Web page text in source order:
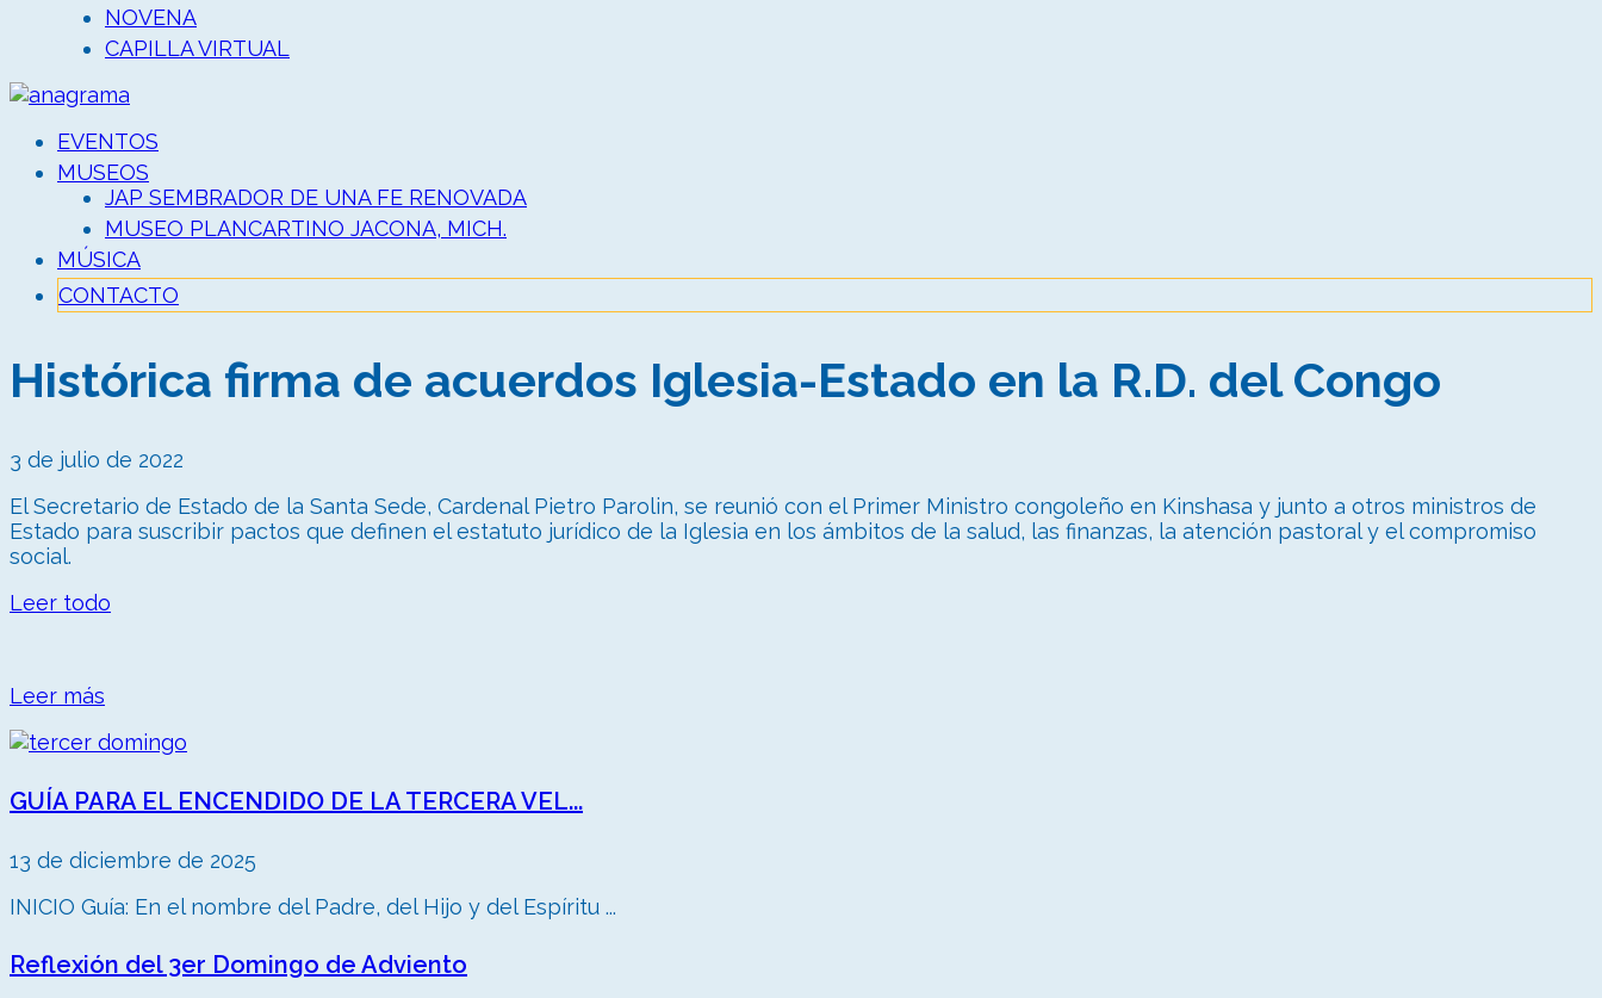
NOVENA
CAPILLA VIRTUAL
EVENTOS
MUSEOS
JAP SEMBRADOR DE UNA FE RENOVADA
MUSEO PLANCARTINO JACONA, MICH.
MÚSICA
CONTACTO
Histórica firma de acuerdos Iglesia-Estado en la R.D. del Congo
3 de julio de 2022
El Secretario de Estado de la Santa Sede, Cardenal Pietro Parolin, se reunió con el Primer Ministro congoleño en Kinshasa y junto a otros ministros de
Estado para suscribir pactos que definen el estatuto jurídico de la Iglesia en los ámbitos de la salud, las finanzas, la atención pastoral y el compromiso
social.
Leer todo
Leer más
GUÍA PARA EL ENCENDIDO DE LA TERCERA VEL...
13 de diciembre de 2025
INICIO Guía: En el nombre del Padre, del Hijo y del Espíritu ...
Reflexión del 3er Domingo de Adviento